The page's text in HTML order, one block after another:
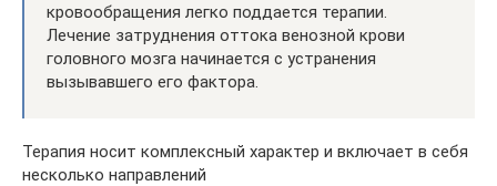
кровообращения легко поддается терапии.
Лечение затруднения оттока венозной крови
головного мозга начинается с устранения
вызывавшего его фактора.
Терапия носит комплексный характер и включает в себя
несколько направлений